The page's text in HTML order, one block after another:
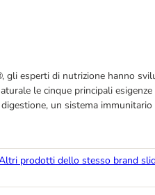
esperti di nutrizione hanno
le cinque principali
un sistema
prodotti dello stesso brand